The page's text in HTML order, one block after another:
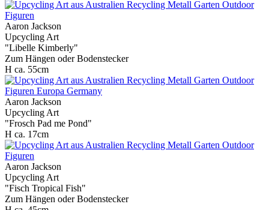
Aaron Jackson
Upcycling Art
"Libelle Kimberly"
Zum Hängen oder Bodenstecker
H ca. 55cm
Aaron Jackson
Upcycling Art
"Frosch Pad me Pond"
H ca. 17cm
Aaron Jackson
Upcycling Art
"Fisch Tropical Fish"
Zum Hängen oder Bodenstecker